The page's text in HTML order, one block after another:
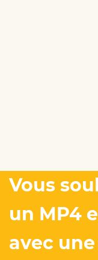
Vous
un MP4
avec